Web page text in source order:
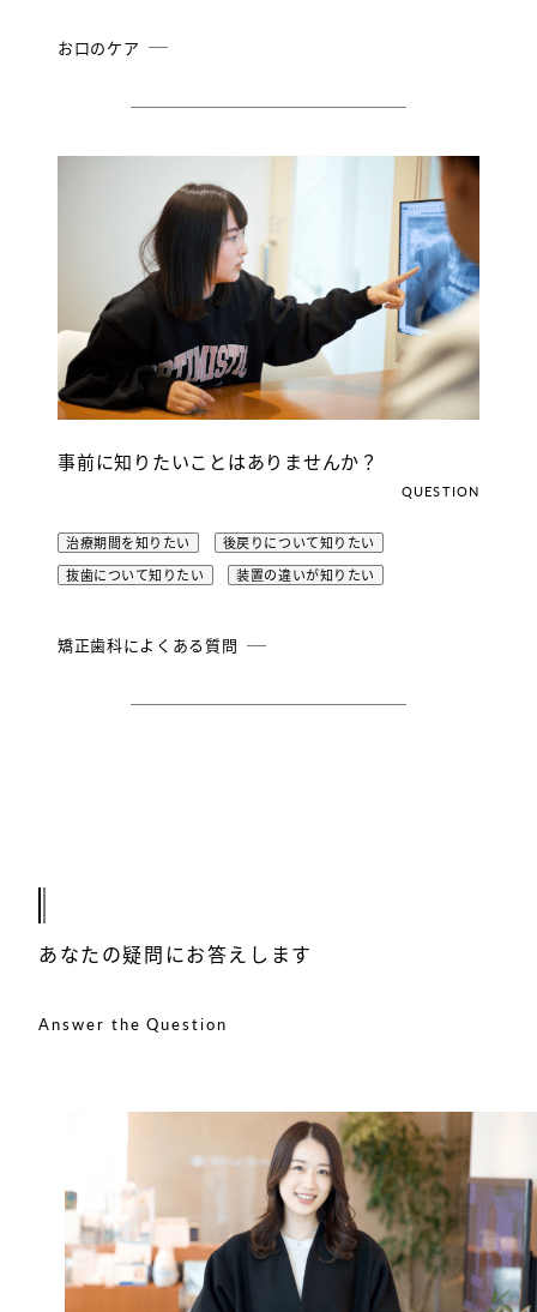
お口のケア
事前に知りたいことはありませんか？
QUESTION
治療期間を知りたい
後戻りについて知りたい
抜歯について知りたい
装置の違いが知りたい
矯正歯科によくある質問
あなたの疑問にお答えします
Answer the Question